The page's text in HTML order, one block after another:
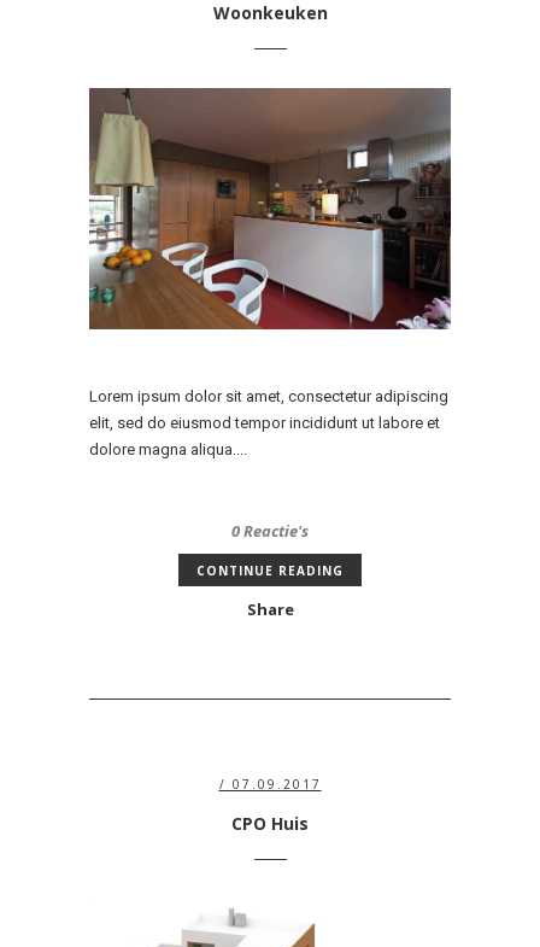
Woonkeuken
Lorem ipsum dolor sit amet, consectetur adipiscing
elit, sed do eiusmod tempor incididunt ut labore et
dolore magna aliqua....
0 Reactie's
CONTINUE READING
Share
/ 07.09.2017
CPO Huis